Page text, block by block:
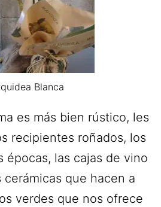
Blanca
es más bien rústico, les
recipientes roñados, los
épocas, las cajas de vino
cerámicas que hacen a
verdes que nos ofrece